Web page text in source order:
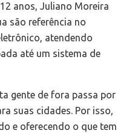
anos, Juliano Moreira
são referência no
atendendo
até um sistema de
gente de fora passa por
suas cidades. Por isso,
e oferecendo o que tem